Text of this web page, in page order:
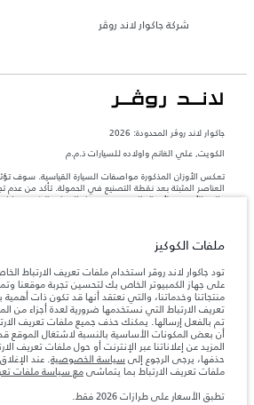
شركة جاكوار لاند روڤر
جاكوار لاند روڨر المحدودة: 2026
الكويت, علي الغانم واولاده للسيارات ذ.م.م
تعكس الأوزان المذكورة مواصفات السيارة القياسية. سوف
العناصر المثبتة بعد نقطة التصنيع في الحمولة. تأكد من عدم
والحد الأقصى لأحمال المحور عند تحميل السيارة
المعلومات والمواصفات والأسعار والألوان المذكورة على
والتحقق من الأسعار.
ملاحظة مهمة حول الصور والمواصفات.إن النقص العالمي
في مواصفات تصميم السيارات وتوفر الخيارات وتوقيتات
للغاية، ونتيجة لذلك، قد لا تمثّل الصور المستخدَمة ضمن موقع
بالكامل بالنسبة إلى الميزات والخيارات والحلية ومجموعات
سيتمكّن من تأكيد أي تقييدات حالية معك للسماح لك باتخاذ
الأرقام المقدمة هي نتيجة لاختبارات المصنع الرسمية وفقاً
يتباين استهلك الوقود الفعلي للمركبة عن ذلك المتحقق في
الأسعار تنطبق فقط على الطرازات المصنعة في عام 2026.
ملفات الكوكيز
تود جاكوار لاند روڤر استخدام ملفات تعريف الارتباط
على جهاز الكمبيوتر الخاص بك لتحسين تجربة موقعنا
منتجاتنا وخدماتنا، والتي نعتقد أنها قد تكون ذات
تعريف الارتباط التي نستخدمها ضرورية لعدة أجزاء من
تم بالفعل إرسالها. يمكنك حذف جميع ملفات تعريف
أن بعض المكونات الأساسية بالنسبة لاشتغال
المزيد عن إعلاناتنا عبر الإنترنت أو حول ملفات تعريف
حذفها، يرجى الرجوع إلى سياسة الخصوصية. عند
ملفات تعريف الارتباط بما يتماشىمع سياسة ملفات
تطبق الأسعار على طرازات 2026 فقط.